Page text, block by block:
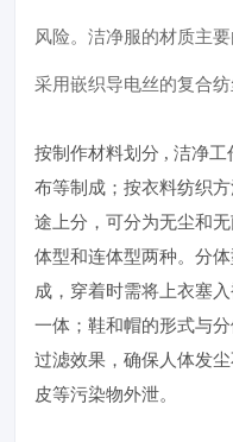
风险。洁净服的材质主
采用嵌织导电丝的复合纺
按制作材料划分 , 洁净
布等制成；按衣料纺织
途上分，可分为无尘和
体型和连体型两种。分
成，穿着时需将上衣塞
一体；鞋和帽的形式与
过滤效果，确保人体发
皮等污染物外泄。